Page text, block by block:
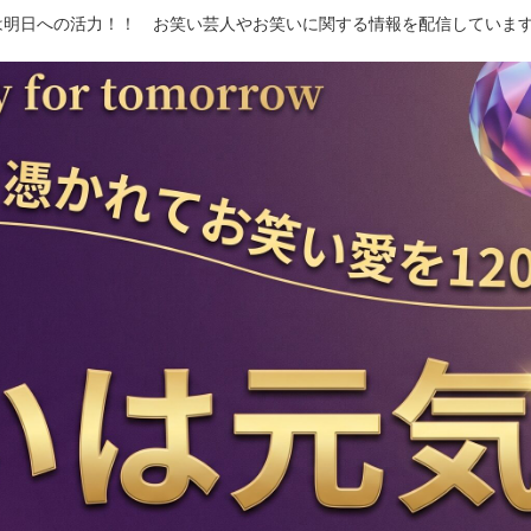
明日への活力！！ お笑い芸人やお笑いに関する情報を配信してい